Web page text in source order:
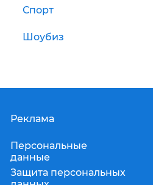
Спорт
Шоубиз
Реклама
Персональные
данные
Защита персональных